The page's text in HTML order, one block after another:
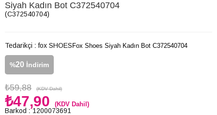
Siyah Kadın Bot C372540704
(C372540704)
Tedarikçi : fox SHOES
%20 İndirim
₺59,88 (KDV Dahil)
₺47,90 (KDV Dahil)
Barkod : 1200073691
Fox Shoes Siyah Kadın Bot C372540704